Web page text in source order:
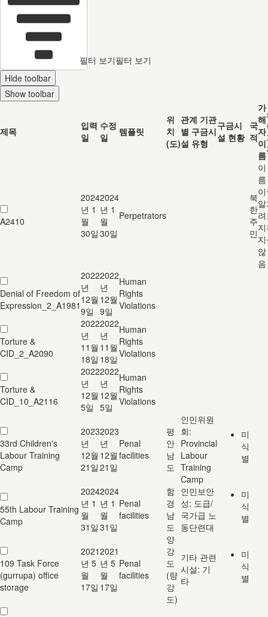
필터 보기필터 보기
Hide toolbar
Show toolbar
제목
입력
일
수정
일
템플릿
위
치
(도)
관계 기관
별 구금시
설 유형
구금시
설 현황
국
적
가
해
자
이
름
A2410
2024
년 1
월
30일
2024
년 1
월
30일
Perpetrators
북
한
주
민
이
름
이
알
려
지
지
않
음
Denial of Freedom of
Expression_2_A1981
2022
년
12월
9일
2022
년
12월
9일
Human
Rights
Violations
Torture &
CID_2_A2090
2022
년
11월
18일
2022
년
11월
18일
Human
Rights
Violations
Torture &
CID_10_A2116
2022
년
12월
5일
2022
년
12월
5일
Human
Rights
Violations
33rd Children's
Labour Training
Camp
2023
년
12월
21일
2023
년
12월
21일
Penal
facilities
평
안
남
도
인민위원
회:
Provincial
Labour
Training
Camp
미
식
별
55th Labour Training
Camp
2024
년 1
월
31일
2024
년 1
월
31일
Penal
facilities
함
경
남
도
인민보안
성: 도급/
국가급 노
동단련대
미
식
별
109 Task Force
(gurrupa) office
storage
2021
년 5
월
17일
2021
년 5
월
17일
Penal
facilities
양
강
도
(량
강
도)
기타 관련
시설: 기
타
미
식
별